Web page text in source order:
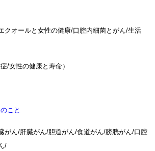
ールと女性の健康/口腔内細菌とがん/生活
性の健康と寿命）
こと
ん/肝臓がん/胆道がん/食道がん/膀胱がん/口腔
/